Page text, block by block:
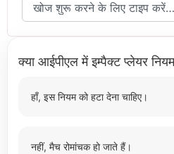
क्या आईपीएल में इम्पैक्ट प्लेयर नियम
हाँ, इस नियम को हटा देना चाहिए।
नहीं, मैच रोमांचक हो जाते हैं।